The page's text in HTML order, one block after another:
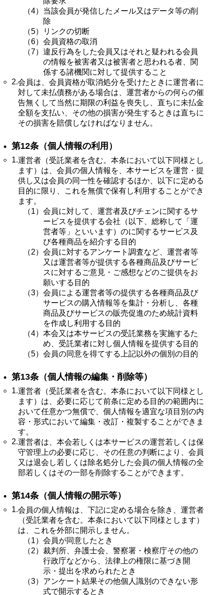
（4） 当該会員が発信したメール又はデータ等の削
除
（5）
リンクの切断
（6） 会員資格の取消
（7） 違反行為をした会員又はそれと疑われる会員
の情報を被害者又は被害者と思われる者、関
係する諸機関に対して提供すること
2.会員は、会員資格が取消処分を受けたときに運営者に
対して未払債務がある場合は、運営者からの何らの催
告無くして当然に期限の利益を喪失し、直ちに未払金
全額を支払い、その他の損害が発生するときは直ちに
その損害を賠償しなければなりません。
第12条（個人情報の利用）
1.運営者（受託業者を含む。本条において以下同様とし
ます）は、会員の個人情報を、本サービスを運営・提
供し又は会員の同一性を確認するほか、以下に定める
目的に限り、これを無償で保有し利用することができ
ます。
（1） 会員に対して、運営者及びチェンに関するサ
ービスを提供する会社（以下、総称して「運
営者等」といいます）のに関するサービス及
び各種商品を紹介する目的
（2） 会員に対するアンケート調査など、運営者等
又は運営者等が提供する各種商品及びサービ
スに対するご意見・ご感想などのご提供をお
願いする目的
（3） 会員による運営者等の提供する各種商品及び
サービスの購入情報等を集計・分析し、各種
商品及びサービスの販売促進のため統計資料
を作成し利用する目的
（4） 本会又は本サービスの受託業務を実施するた
め、受託業者に対し個人情報を提供する目的
（5） 会員の同意を得てする上記以外の個別の目的
第13条（個人情報の編集・削除等）
1.運営者（受託業者を含む。本条において以下同様とし
ます）は、必要に応じて前条に定める目的の範囲内に
おいて任意かつ無償で、個人情報を適宜な項目別の内
容・形式において編集・改訂・複製することができま
す。
2.運営者は、本会若しくは本サービスの運営若しくは保
守管理上の必要に応じ、その任意の判断により、会員
又は退会し若しくは除名処分した会員の個人情報の全
部若しくはその一部を削除することができます。
第14条（個人情報の開示等）
1.会員の個人情報は、下記に定める場合を除き、運営者
（受託業者を含む。本条において以下同様とします）
は、これを外部に開示しません。
（1） 会員が同意したとき
（2） 裁判所、弁護士会、警察署・検察庁その他の
行政庁などから、法律上の権限に基づき開
示・提出を求められたとき
（3） アンケート結果その他個人識別のできない形
式で開示するとき